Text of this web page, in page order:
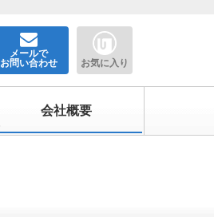
メールで
お問い合わせ お気に入り
会社概要